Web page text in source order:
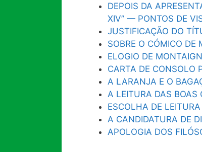
DEPOIS DA
XIV” — PONTOS DE
JUSTIFICAÇÃO DO
SOBRE O CÓMICO DE
ELOGIO DE
CARTA DE CONSOLO
A LARANJA E O
A LEITURA DAS BOAS
ESCOLHA DE
A CANDIDATURA DE
APOLOGIA DOS